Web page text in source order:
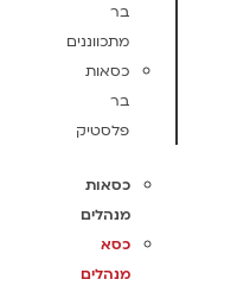
בר
מתכווננים
כסאות
בר
פלסטיק
כסאות
מנהלים
כסא
מנהלים